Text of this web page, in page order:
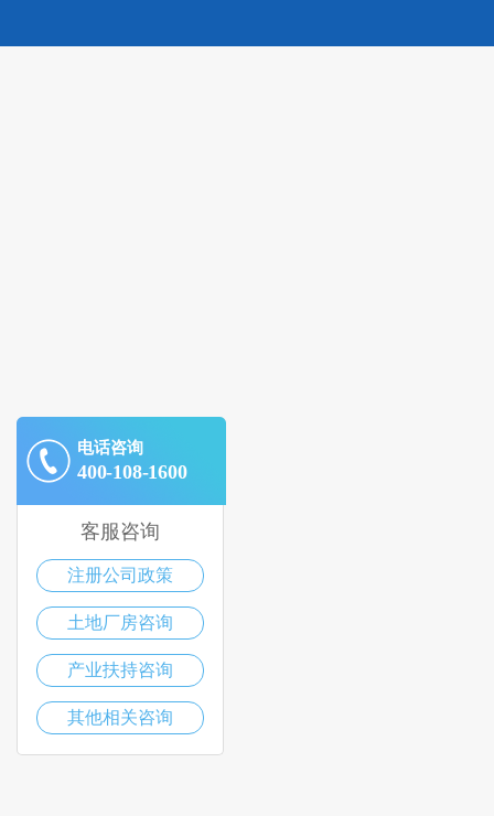
电话咨询
400-108-1600
客服咨询
注册公司政策
土地厂房咨询
产业扶持咨询
其他相关咨询